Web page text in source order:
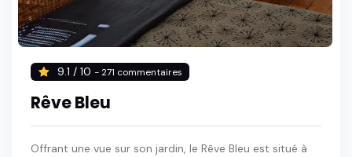
9.1 / 10 - 271 commentaires
Rêve Bleu
Offrant une vue sur son jardin, le Rêve Bleu est situé à